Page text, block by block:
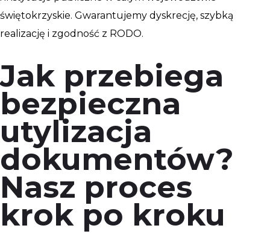
świętokrzyskie. Gwarantujemy dyskrecję, szybką
realizację i zgodność z RODO.
Jak przebiega
bezpieczna
utylizacja
dokumentów?
Nasz proces
krok po kroku